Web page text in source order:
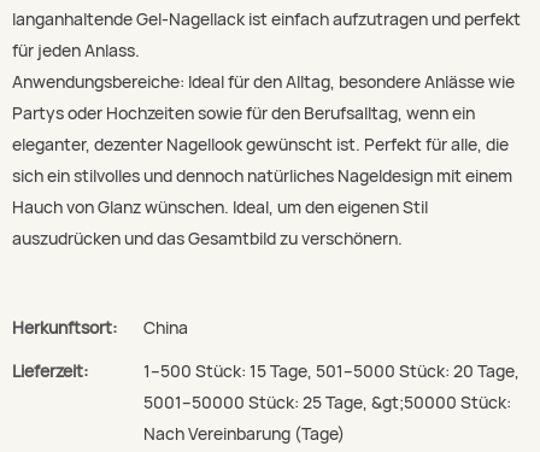
langanhaltende Gel-Nagellack ist einfach aufzutragen und perfekt
für jeden Anlass.
Anwendungsbereiche: Ideal für den Alltag, besondere Anlässe wie
Partys oder Hochzeiten sowie für den Berufsalltag, wenn ein
eleganter, dezenter Nagellook gewünscht ist. Perfekt für alle, die
sich ein stilvolles und dennoch natürliches Nageldesign mit einem
Hauch von Glanz wünschen. Ideal, um den eigenen Stil
auszudrücken und das Gesamtbild zu verschönern.
Herkunftsort:
China
Lieferzeit:
1–500 Stück: 15 Tage, 501–5000 Stück: 20 Tage,
5001–50000 Stück: 25 Tage, &gt;50000 Stück:
Nach Vereinbarung (Tage)